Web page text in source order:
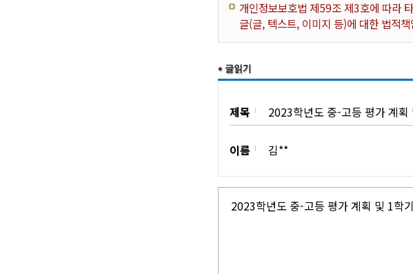
개인정보보호법 제59조 제3호에 따라
글(글, 텍스트, 이미지 등)에 대한 법적
제목 2023학년도 중-고등 평가 계
이름 김**
2023학년도 중-고등 평가 계획 및 1학